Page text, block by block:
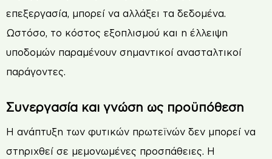
επεξεργασία, μπορεί να αλλάξει τα δεδομένα.
Ωστόσο, το κόστος εξοπλισμού και η έλλειψη
υποδομών παραμένουν σημαντικοί ανασταλτικοί
παράγοντες.
Συνεργασία και γνώση ως προϋπόθεση
Η ανάπτυξη των φυτικών πρωτεϊνών δεν μπορεί να
στηριχθεί σε μεμονωμένες προσπάθειες. Η